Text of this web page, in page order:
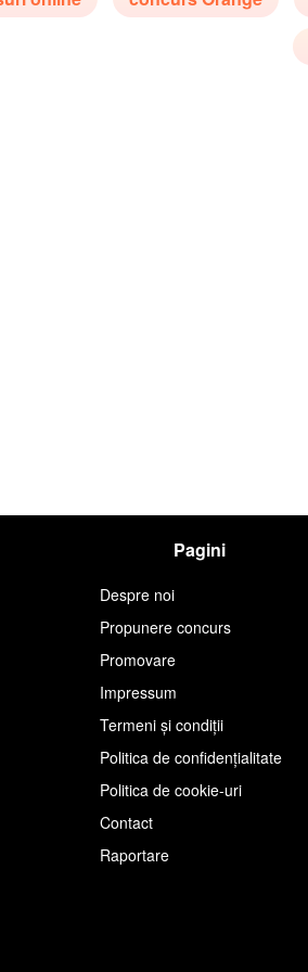
Pagini
Despre noi
Propunere concurs
Promovare
Impressum
Termeni și condiții
Politica de confidențialitate
Politica de cookie-uri
Contact
Raportare